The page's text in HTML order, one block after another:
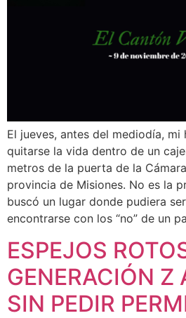
El jueves, antes del mediodía,
quitarse la vida dentro de un
metros de la puerta de la
provincia de Misiones. No es la
buscó un lugar donde pudiera
encontrarse con los “no” de un
ESPEJOS
GENERACIÓN Z
SIN PEDIR